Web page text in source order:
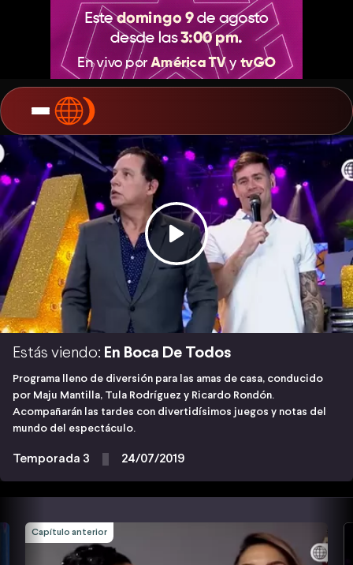
Estás viendo: En Boca De Todos
Programa lleno de diversión para las amas de casa, conducido
por Maju Mantilla, Tula Rodríguez y Ricardo Rondón.
Acompañarán las tardes con divertidísimos juegos y notas del
mundo del espectáculo.
Temporada 3 24/07/2019
Capítulo anterior